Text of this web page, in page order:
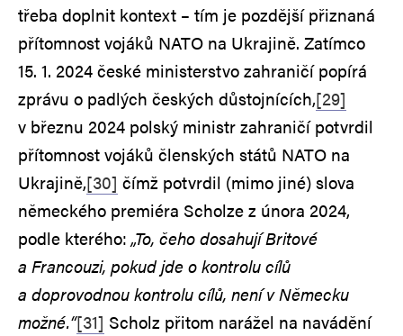
třeba doplnit kontext – tím je pozdější přiznaná
přítomnost vojáků NATO na Ukrajině. Zatímco
15. 1. 2024 české ministerstvo zahraničí popírá
zprávu o padlých českých důstojnících,[29]
v březnu 2024 polský ministr zahraničí potvrdil
přítomnost vojáků členských států NATO na
Ukrajině,[30] čímž potvrdil (mimo jiné) slova
německého premiéra Scholze z února 2024,
podle kterého:„To, čeho dosahují Britové
a Francouzi, pokud jde o kontrolu cílů
a doprovodnou kontrolu cílů, není v Německu
možné.“[31] Scholz přitom narážel na navádění